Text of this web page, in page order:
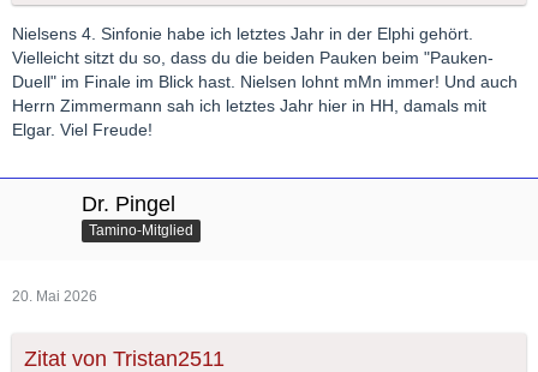
Nielsens 4. Sinfonie habe ich letztes Jahr in der Elphi gehört.
Vielleicht sitzt du so, dass du die beiden Pauken beim "Pauken-
Duell" im Finale im Blick hast. Nielsen lohnt mMn immer! Und auch
Herrn Zimmermann sah ich letztes Jahr hier in HH, damals mit
Elgar. Viel Freude!
Dr. Pingel
Tamino-Mitglied
20. Mai 2026
Zitat von Tristan2511